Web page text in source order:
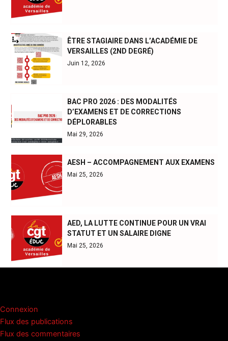
ÊTRE STAGIAIRE DANS L’ACADÉMIE DE
VERSAILLES (2ND DEGRÉ)
Juin 12, 2026
BAC PRO 2026 : DES MODALITÉS
D’EXAMENS ET DE CORRECTIONS
DÉPLORABLES
Mai 29, 2026
AESH – ACCOMPAGNEMENT AUX EXAMENS
Mai 25, 2026
AED, LA LUTTE CONTINUE POUR UN VRAI
STATUT ET UN SALAIRE DIGNE
Mai 25, 2026
Connexion
Flux des publications
Flux des commentaires